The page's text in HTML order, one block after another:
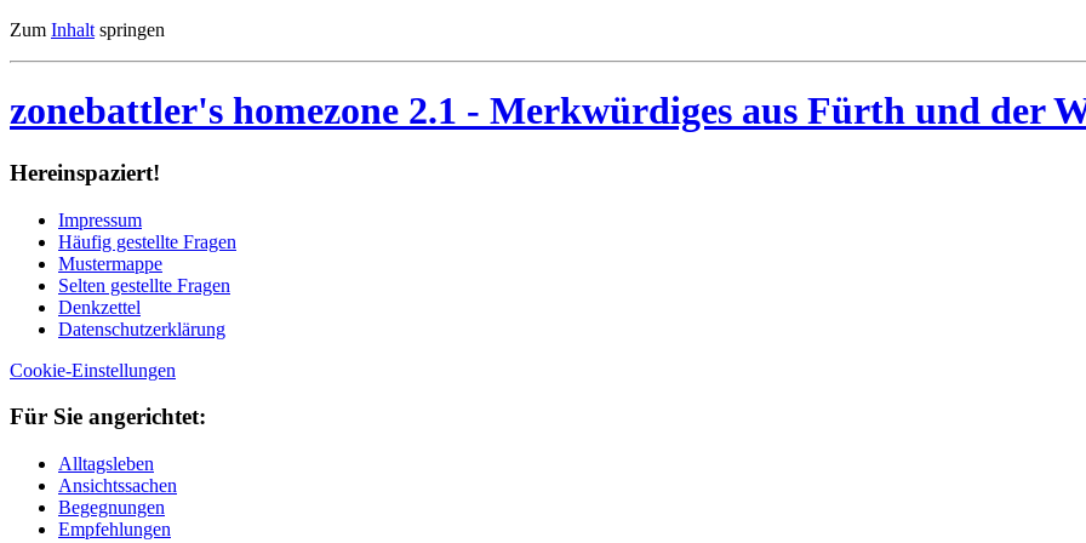
Zum Inhalt springen
zonebattler's homezone 2.1 - Merkwürdiges aus Fürth und der
Her­ein­spa­ziert!
Im­pres­sum
Häu­fig ge­stell­te Fra­gen
Mu­ster­map­pe
Sel­ten ge­stell­te Fra­gen
Denk­zet­tel
Da­ten­schutz­er­klä­rung
Cookie-Einstellungen
Für Sie an­ge­rich­tet:
Alltagsleben
Ansichtssachen
Begegnungen
Empfehlungen